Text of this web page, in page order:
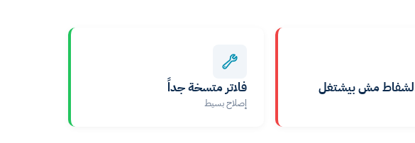
فلاتر متسخة جداً
إصلاح بسيط